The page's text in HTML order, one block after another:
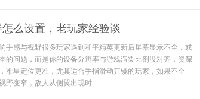
么设置，老玩家经验谈
手感与视野很多玩家遇到和平精英更新后屏幕显示不全，或
的问题，而是你的设备分辨率与游戏渲染比例没对齐，资深
准星定位更准，尤其适合手指滑动开镜的玩家，如果不全
野变窄，敌人从侧翼出现时...